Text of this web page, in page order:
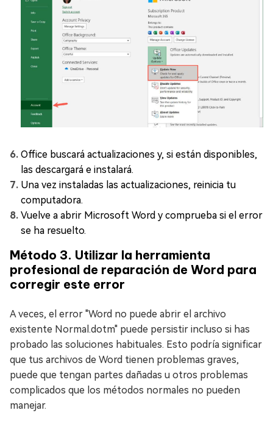
Office buscará actualizaciones y, si están disponibles,
las descargará e instalará.
Una vez instaladas las actualizaciones, reinicia tu
computadora.
Vuelve a abrir Microsoft Word y comprueba si el error
se ha resuelto.
Método 3. Utilizar la herramienta
profesional de reparación de Word para
corregir este error
A veces, el error "Word no puede abrir el archivo
existente Normal.dotm" puede persistir incluso si has
probado las soluciones habituales. Esto podría significar
que tus archivos de Word tienen problemas graves,
puede que tengan partes dañadas u otros problemas
complicados que los métodos normales no pueden
manejar.